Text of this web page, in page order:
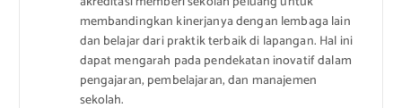
membandingkan kinerjanya dengan lembaga lain
dan belajar dari praktik terbaik di lapangan. Hal ini
dapat mengarah pada pendekatan inovatif dalam
pengajaran, pembelajaran, dan manajemen
sekolah.